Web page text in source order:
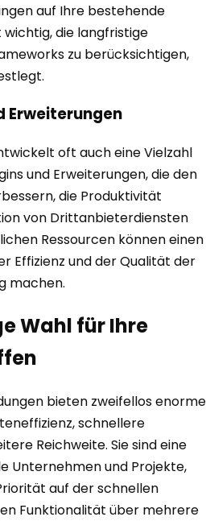
auf Ihre bestehende
wichtig, die langfristige
zu berücksichtigen,
Erweiterungen
oft auch eine Vielzahl
und Erweiterungen, die den
die Produktivität
von Drittanbieterdiensten
Ressourcen können einen
Effizienz und der Qualität der
machen.
Wahl für Ihre
bieten zweifellos enorme
schnellere
Reichweite. Sie sind eine
Unternehmen und Projekte,
auf der schnellen
Funktionalität über mehrere